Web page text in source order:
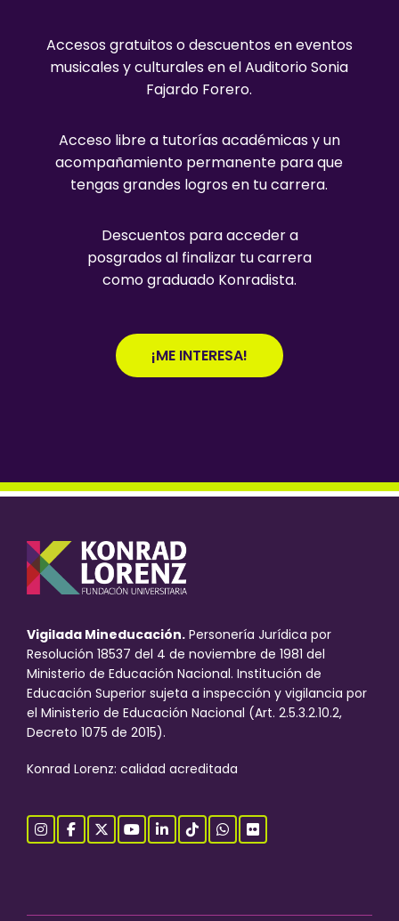
Accesos gratuitos o descuentos en eventos
musicales y culturales en el Auditorio Sonia
Fajardo Forero.
Acceso libre a tutorías académicas y un
acompañamiento permanente para que
tengas grandes logros en tu carrera.
Descuentos para acceder a
posgrados al finalizar tu carrera
como graduado Konradista.
¡ME INTERESA!
Vigilada Mineducación. Personería Jurídica por
Resolución 18537 del 4 de noviembre de 1981 del
Ministerio de Educación Nacional. Institución de
Educación Superior sujeta a inspección y vigilancia por
el Ministerio de Educación Nacional (Art. 2.5.3.2.10.2,
Decreto 1075 de 2015).
Konrad Lorenz: calidad acreditada